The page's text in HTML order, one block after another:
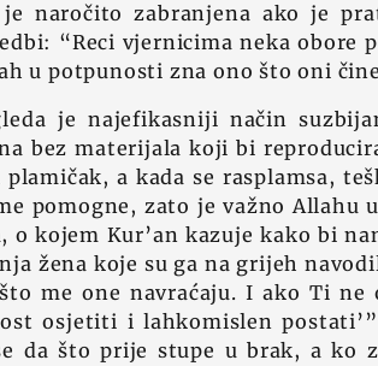
je naročito zabranjena ako je
“Reci vjernicima neka obore
u potpunosti zna ono što oni
je najefikasniji način
bez materijala koji bi
a kada se rasplamsa,
pomogne, zato je važno
o kojem Kur’an kazuje kako bi
žena koje su ga na grijeh
me one navraćaju. I ako Ti
osjetiti i lahkomislen
da što prije stupe u brak, a ko